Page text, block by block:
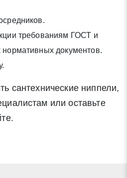
требованиям ГОСТ и
нормативных документов.
сантехнические ниппели,
или оставьте